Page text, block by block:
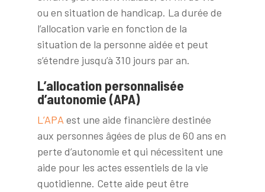
ou en situation de handicap. La durée de
l’allocation varie en fonction de la
situation de la personne aidée et peut
s’étendre jusqu’à 310 jours par an.
L’allocation personnalisée
d’autonomie (APA)
L’APA est une aide financière destinée
aux personnes âgées de plus de 60 ans en
perte d’autonomie et qui nécessitent une
aide pour les actes essentiels de la vie
quotidienne. Cette aide peut être